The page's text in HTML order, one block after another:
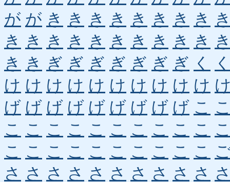
が が き き き き き き き き
き き き き き き き き き き
き き ぎ ぎ ぎ ぎ ぎ ぎ ぎ く
け け け け け け け け け け
げ げ げ げ げ げ げ げ げ こ
こ こ こ こ こ こ こ こ こ こ
こ こ こ こ こ こ こ こ こ こ
さ さ さ さ さ さ さ さ さ さ